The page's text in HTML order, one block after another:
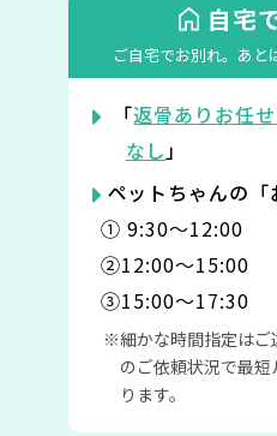
自宅
ご自宅でお別れ。 あと
「返骨ありお任
なし」
ペットちゃんの「
① 9:30〜12:00
②12:00〜15:00
③15:00〜17:30
細かな時間指定は
のご依頼状況で最
ります。